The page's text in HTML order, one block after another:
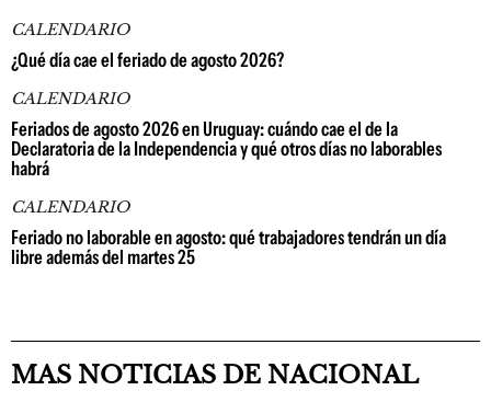
CALENDARIO
¿Qué día cae el feriado de agosto 2026?
CALENDARIO
Feriados de agosto 2026 en Uruguay: cuándo cae el de la
Declaratoria de la Independencia y qué otros días no laborables
habrá
CALENDARIO
Feriado no laborable en agosto: qué trabajadores tendrán un día
libre además del martes 25
MAS NOTICIAS DE NACIONAL